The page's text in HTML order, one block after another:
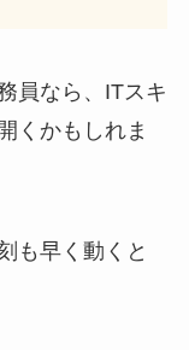
員なら、ITスキ
くかもしれま
も早く動くと